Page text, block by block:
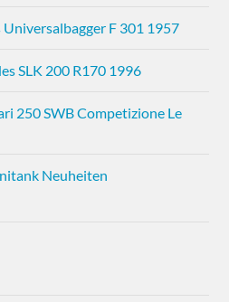
F 301 1957
SLK 200 R170 1996
250 SWB Competizione Le
Neuheiten